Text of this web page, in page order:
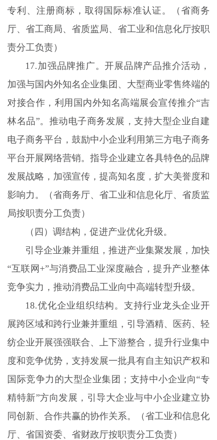
专利、注册商标，取得国际标准认证。（省商务
厅、省工商局、省质监局、省工业和信息化厅按职
责分工负责）
17.加强品牌推广。开展品牌产品推介活动，
加强与国内外知名企业集团、大型商业零售终端的
对接合作，利用国内外知名高端展会宣传推介“吉
林名品”。推动电子商务发展，支持大型企业自建
电子商务平台，鼓励中小企业利用第三方电子商务
平台开展网络营销。指导企业建立各具特色的品牌
发展战略，加强宣传，提高知名度，扩大美誉度和
影响力。（省商务厅、省工业和信息化厅、省质监
局按职责分工负责）
（四）调结构，促进产业优化升级。
引导企业兼并重组，推进产业集聚发展，加快
“互联网+”与消费品工业深度融合，提升产业整体
竞争实力，推动消费品工业向中高端转型升级。
18.优化企业组织结构。支持行业龙头企业开
展跨区域和跨行业兼并重组，引导酒精、医药、轻
纺企业开展强强联合、上下游整合，提升行业集中
度和竞争优势，支持发展一批具有自主知识产权和
国际竞争力的大型企业集团；支持中小企业向“专
精特新”方向发展，引导大企业与中小企业建立协
同创新、合作共赢的协作关系。（省工业和信息化
厅、省国资委、省财政厅按职责分工负责）